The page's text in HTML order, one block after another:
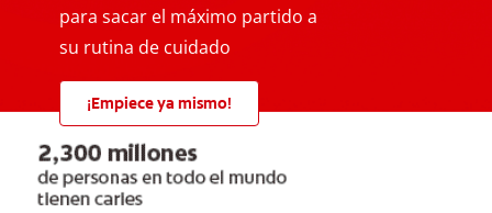
para sacar el máximo partido a
su rutina de cuidado
¡Empiece ya mismo!